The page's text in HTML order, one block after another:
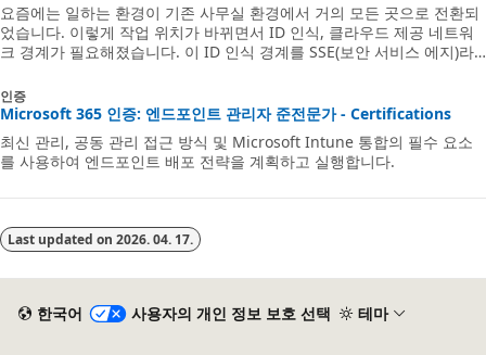
요즘에는 일하는 환경이 기존 사무실 환경에서 거의 모든 곳으로 전환되
었습니다. 이렇게 작업 위치가 바뀌면서 ID 인식, 클라우드 제공 네트워
크 경계가 필요해졌습니다. 이 ID 인식 경계를 SSE(보안 서비스 에지)라
하는 Microsoft Entra 인터넷 액세스 및 Microsoft Entra 개인 액세스가
포함됩니다. 이 솔루션은 제로 트러스트 원칙을 기반으로 하며, 최소 권
강조합니다.
인증
Microsoft 365 인증: 엔드포인트 관리자 준전문가 - Certifications
최신 관리, 공동 관리 접근 방식 및 Microsoft Intune 통합의 필수 요소
를 사용하여 엔드포인트 배포 전략을 계획하고 실행합니다.
Last updated on 2026. 04. 17.
한국어 사용자의 개인 정보 보호 선택 테마